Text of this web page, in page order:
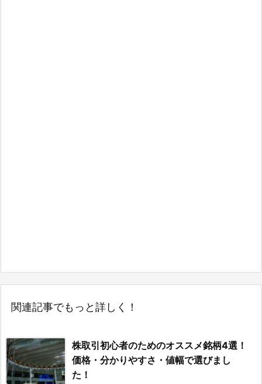
関連記事でもっと詳しく！
株取引初心者のためのオススメ銘柄4選！
価格・分かりやすさ・値幅で選びまし
た！